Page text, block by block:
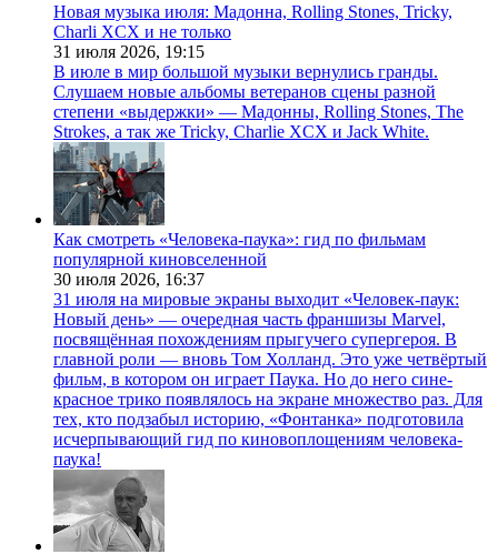
Новая музыка июля: Мадонна, Rolling Stones, Tricky,
Charli XCX и не только
31 июля 2026, 19:15
В июле в мир большой музыки вернулись гранды.
Слушаем новые альбомы ветеранов сцены разной
степени «выдержки» — Мадонны, Rolling Stones, The
Strokes, а так же Tricky, Charlie XCX и Jack White.
Как смотреть «Человека-паука»: гид по фильмам
популярной киновселенной
30 июля 2026, 16:37
31 июля на мировые экраны выходит «Человек-паук:
Новый день» — очередная часть франшизы Marvel,
посвящённая похождениям прыгучего супергероя. В
главной роли — вновь Том Холланд. Это уже четвёртый
фильм, в котором он играет Паука. Но до него сине-
красное трико появлялось на экране множество раз. Для
тех, кто подзабыл историю, «Фонтанка» подготовила
исчерпывающий гид по киновоплощениям человека-
паука!